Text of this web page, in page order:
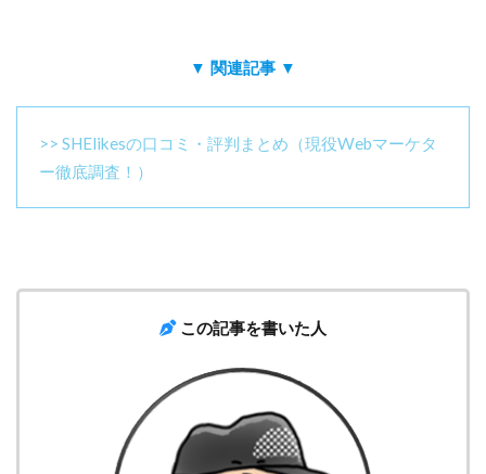
▼ 関連記事 ▼
>> SHElikesの口コミ・評判まとめ（現役Webマーケタ
ー徹底調査！）
この記事を書いた人